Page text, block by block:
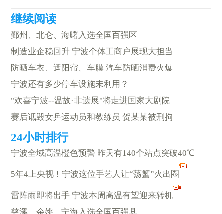
鄞州、北仑、海曙入选全国百强区
制造业企稳回升 宁波个体工商户展现大担当
防晒车衣、遮阳帘、车膜 汽车防晒消费火爆
宁波还有多少停车设施未利用？
"欢喜宁波--温故·非遗展"将走进国家大剧院
赛后诋毁女乒运动员和教练员 贺某某被刑拘
宁波全域高温橙色预警 昨天有140个站点突破40℃
5年4上央视！宁波这位手艺人让“荡蟹”火出圈
雷阵雨即将出手 宁波本周高温有望迎来转机
慈溪、余姚、宁海入选全国百强县